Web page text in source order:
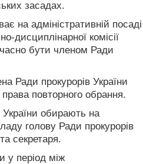
засадах.
на адміністративній посаді
дисциплінарної комісії
бути членом Ради
Ради прокурорів України
права повторного обрання.
обирають на
голову Ради прокурорів
секретаря.
у період між